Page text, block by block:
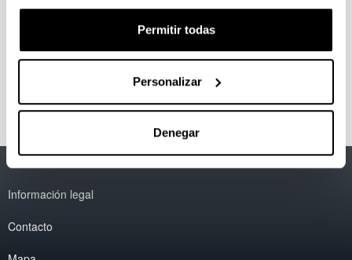
Permitir todas
Personalizar
Denegar
Grupos en la Facultad de Farmacia
Equilibrio Líquido-Vapor y Termodinámica de
Disoluciones
Propiedades Fisicoquímicas de Materiales y
Tecnología de Alimentos
Información legal
Contacto
EHU